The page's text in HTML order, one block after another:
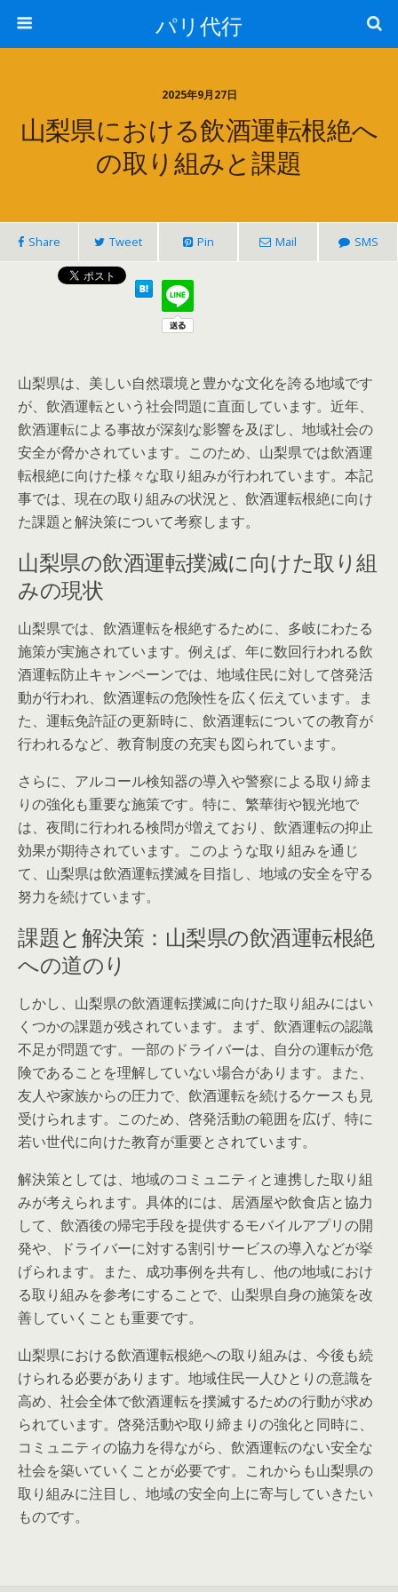
パリ代行
2025年9月27日
山梨県における飲酒運転根絶へ
の取り組みと課題
Share Tweet Pin Mail SMS
山梨県は、美しい自然環境と豊かな文化を誇る地域です
が、飲酒運転という社会問題に直面しています。近年、
飲酒運転による事故が深刻な影響を及ぼし、地域社会の
安全が脅かされています。このため、山梨県では飲酒運
転根絶に向けた様々な取り組みが行われています。本記
事では、現在の取り組みの状況と、飲酒運転根絶に向け
た課題と解決策について考察します。
山梨県の飲酒運転撲滅に向けた取り組
みの現状
山梨県では、飲酒運転を根絶するために、多岐にわたる
施策が実施されています。例えば、年に数回行われる飲
酒運転防止キャンペーンでは、地域住民に対して啓発活
動が行われ、飲酒運転の危険性を広く伝えています。ま
た、運転免許証の更新時に、飲酒運転についての教育が
行われるなど、教育制度の充実も図られています。
さらに、アルコール検知器の導入や警察による取り締ま
りの強化も重要な施策です。特に、繁華街や観光地で
は、夜間に行われる検問が増えており、飲酒運転の抑止
効果が期待されています。このような取り組みを通じ
て、山梨県は飲酒運転撲滅を目指し、地域の安全を守る
努力を続けています。
課題と解決策：山梨県の飲酒運転根絶
への道のり
しかし、山梨県の飲酒運転撲滅に向けた取り組みにはい
くつかの課題が残されています。まず、飲酒運転の認識
不足が問題です。一部のドライバーは、自分の運転が危
険であることを理解していない場合があります。また、
友人や家族からの圧力で、飲酒運転を続けるケースも見
受けられます。このため、啓発活動の範囲を広げ、特に
若い世代に向けた教育が重要とされています。
解決策としては、地域のコミュニティと連携した取り組
みが考えられます。具体的には、居酒屋や飲食店と協力
して、飲酒後の帰宅手段を提供するモバイルアプリの開
発や、ドライバーに対する割引サービスの導入などが挙
げられます。また、成功事例を共有し、他の地域におけ
る取り組みを参考にすることで、山梨県自身の施策を改
善していくことも重要です。
山梨県における飲酒運転根絶への取り組みは、今後も続
けられる必要があります。地域住民一人ひとりの意識を
高め、社会全体で飲酒運転を撲滅するための行動が求め
られています。啓発活動や取り締まりの強化と同時に、
コミュニティの協力を得ながら、飲酒運転のない安全な
社会を築いていくことが必要です。これからも山梨県の
取り組みに注目し、地域の安全向上に寄与していきたい
ものです。